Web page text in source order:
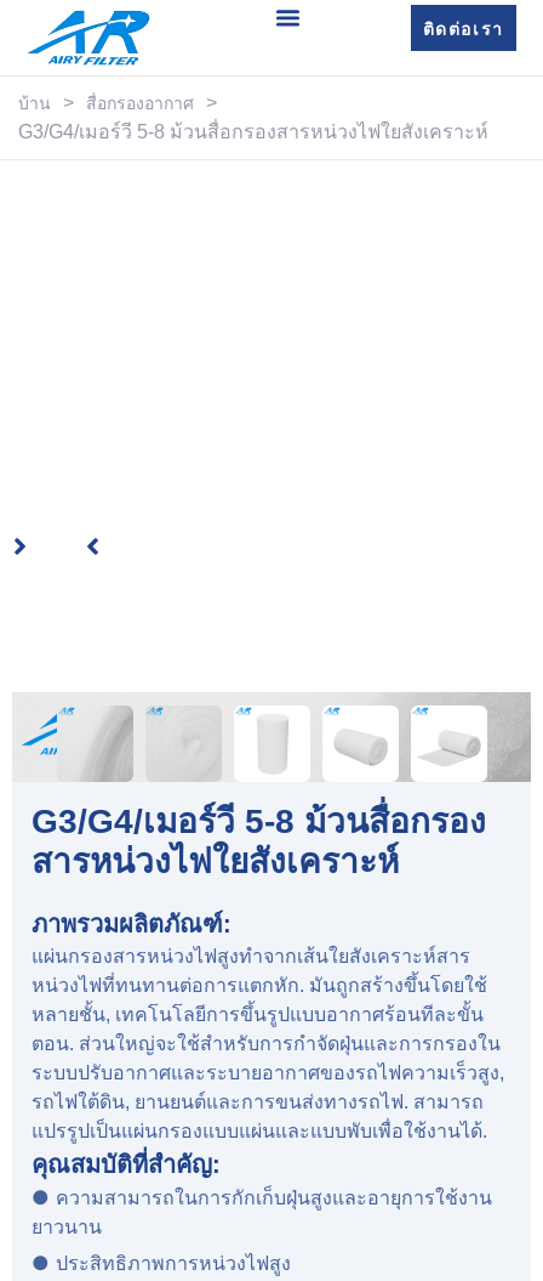
ติดต่อเรา
บ้าน > สื่อกรองอากาศ
>
G3/G4/เมอร์วี 5-8 ม้วนสื่อกรองสารหน่วงไฟใยสังเคราะห์
G3/G4/เมอร์วี 5-8 ม้วนสื่อกรอง
สารหน่วงไฟใยสังเคราะห์
ภาพรวมผลิตภัณฑ์:
แผ่นกรองสารหน่วงไฟสูงทำจากเส้นใยสังเคราะห์สาร
หน่วงไฟที่ทนทานต่อการแตกหัก. มันถูกสร้างขึ้นโดยใช้
หลายชั้น, เทคโนโลยีการขึ้นรูปแบบอากาศร้อนทีละขั้น
ตอน. ส่วนใหญ่จะใช้สำหรับการกำจัดฝุ่นและการกรองใน
ระบบปรับอากาศและระบายอากาศของรถไฟความเร็วสูง,
รถไฟใต้ดิน, ยานยนต์และการขนส่งทางรถไฟ. สามารถ
แปรรูปเป็นแผ่นกรองแบบแผ่นและแบบพับเพื่อใช้งานได้.
คุณสมบัติที่สำคัญ:
● ความสามารถในการกักเก็บฝุ่นสูงและอายุการใช้งาน
ยาวนาน
● ประสิทธิภาพการหน่วงไฟสูง